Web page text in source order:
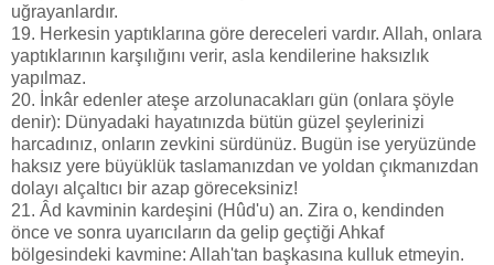
uğrayanlardır.
19. Herkesin yaptıklarına göre dereceleri vardır. Allah, onlara
yaptıklarının karşılığını verir, asla kendilerine haksızlık
yapılmaz.
20. İnkâr edenler ateşe arzolunacakları gün (onlara şöyle
denir): Dünyadaki hayatınızda bütün güzel şeylerinizi
harcadınız, onların zevkini sürdünüz. Bugün ise yeryüzünde
haksız yere büyüklük taslamanızdan ve yoldan çıkmanızdan
dolayı alçaltıcı bir azap göreceksiniz!
21. Âd kavminin kardeşini (Hûd'u) an. Zira o, kendinden
önce ve sonra uyarıcıların da gelip geçtiği Ahkaf
bölgesindeki kavmine: Allah'tan başkasına kulluk etmeyin.